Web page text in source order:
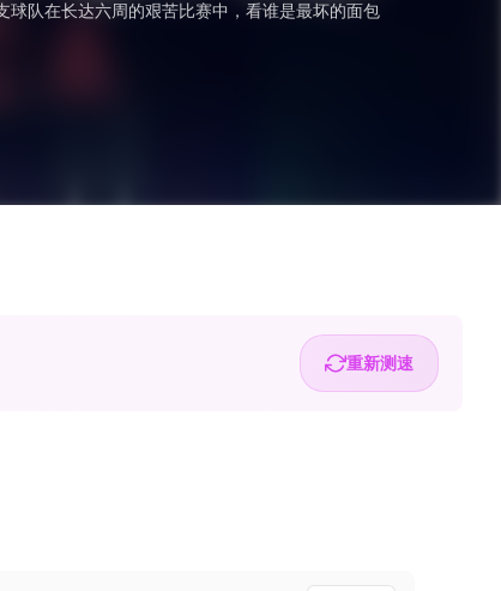
球队在长达六周的艰苦比赛中，看谁是最坏的面包
重新测速